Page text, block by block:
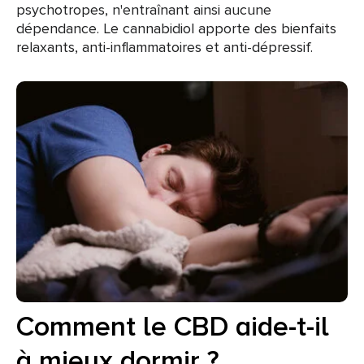
psychotropes, n'entraînant ainsi aucune
dépendance. Le cannabidiol apporte des bienfaits
relaxants, anti-inflammatoires et anti-dépressif.
Comment le CBD aide-t-il